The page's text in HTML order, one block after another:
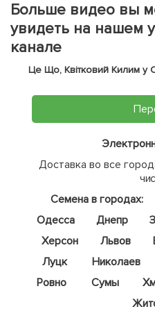
Больше видео вы
увидеть на нашем
канале
Це Що, Квітковий Килим у
Доставка во все
Семена в городах:
Одесса
Днепр
Херсон
Львов
Луцк
Николаев
Ровно
Сумы